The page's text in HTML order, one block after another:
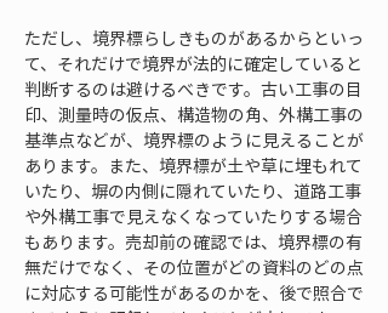
ただし、境界標らしきものがあるからといっ
て、それだけで境界が法的に確定していると
判断するのは避けるべきです。古い工事の目
印、測量時の仮点、構造物の角、外構工事の
基準点などが、境界標のように見えることが
あります。また、境界標が土や草に埋もれて
いたり、塀の内側に隠れていたり、道路工事
や外構工事で見えなくなっていたりする場合
もあります。売却前の確認では、境界標の有
無だけでなく、その位置がどの資料のどの点
に対応する可能性があるのかを、後で照合で